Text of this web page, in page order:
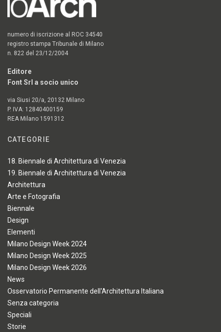
numero di iscrizione al ROC 34540
registro stampa Tribunale di Milano
n. 822 del 23/12/2004
Editore
Font Srl a socio unico
via Siusi 20/a, 20132 Milano
P. IVA: 12840400159
REA Milano 1591312
CATEGORIE
18. Biennale di Architettura di Venezia
19. Biennale di Architettura di Venezia
Architettura
Arte e Fotografia
Biennale
Design
Elementi
Milano Design Week 2024
Milano Design Week 2025
Milano Design Week 2026
News
Osservatorio Permanente dell'Architettura Italiana
Senza categoria
Speciali
Storie